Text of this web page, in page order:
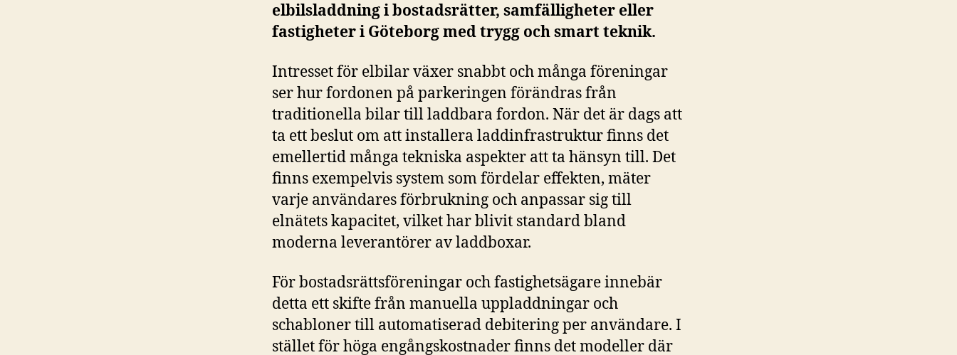
elbilsladdning i bostadsrätter, samfälligheter eller
fastigheter i Göteborg med trygg och smart teknik.
Intresset för elbilar växer snabbt och många föreningar
ser hur fordonen på parkeringen förändras från
traditionella bilar till laddbara fordon. När det är dags att
ta ett beslut om att installera laddinfrastruktur finns det
emellertid många tekniska aspekter att ta hänsyn till. Det
finns exempelvis system som fördelar effekten, mäter
varje användares förbrukning och anpassar sig till
elnätets kapacitet, vilket har blivit standard bland
moderna leverantörer av laddboxar.
För bostadsrättsföreningar och fastighetsägare innebär
detta ett skifte från manuella uppladdningar och
schabloner till automatiserad debitering per användare. I
stället för höga engångskostnader finns det modeller där